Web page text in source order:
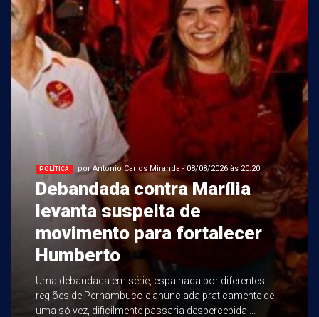
POLÍTICA por Antonio Carlos Miranda - 08/08/2026 às 20:20
Debandada contra Marília
levanta suspeita de
movimento para fortalecer
Humberto
Uma debandada em série, espalhada por diferentes
regiões de Pernambuco e anunciada praticamente de
uma só vez, dificilmente passaria despercebida ...